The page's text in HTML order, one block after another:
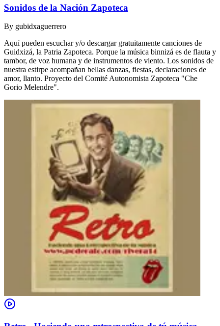
Sonidos de la Nación Zapoteca
By gubidxaguerrero
Aquí pueden escuchar y/o descargar gratuitamente canciones de
Guidxizá, la Patria Zapoteca. Porque la música binnizá es de flauta y
tambor, de voz humana y de instrumentos de viento. Los sonidos de
nuestra estirpe acompañan bellas danzas, fiestas, declaraciones de
amor, llanto. Proyecto del Comité Autonomista Zapoteca "Che
Gorio Melendre".